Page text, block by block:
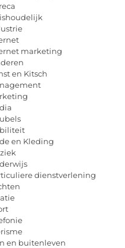
marketing
en Kitsch
en Kleding
dienstverlening
en buitenleven